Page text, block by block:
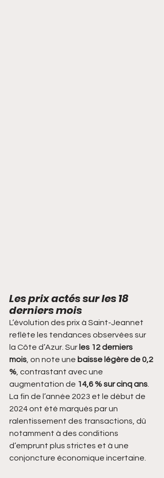
Les prix actés sur les 18
derniers mois
L’évolution des prix à Saint-Jeannet
reflète les tendances observées sur
la Côte d’Azur. Sur les 12 derniers
mois , on note une baisse légère de 0,2
% , contrastant avec une
augmentation de 14,6 % sur cinq ans
La fin de l’année 2023 et le début de
2024 ont été marqués par un
ralentissement des transactions, dû
notamment à des conditions
d’emprunt plus strictes et à une
conjoncture économique incertaine.